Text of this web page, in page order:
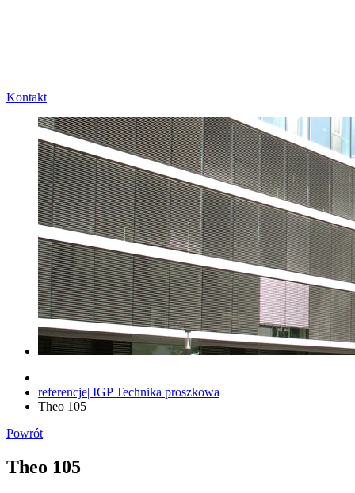
Kontakt
referencje| IGP Technika proszkowa
Theo 105
Powrót
Theo 105